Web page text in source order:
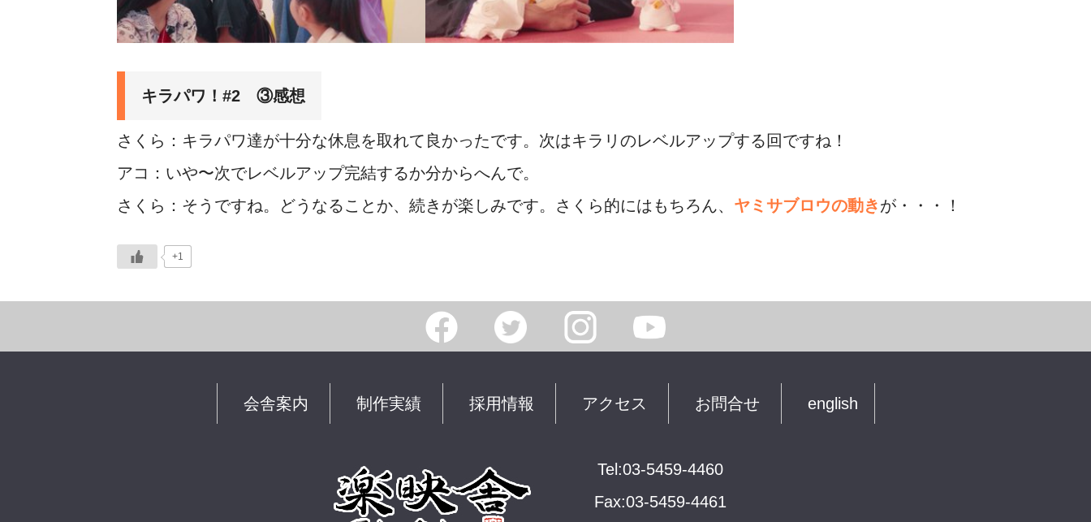
キラパワ！#2 ③感想
さくら：キラパワ達が十分な休息を取れて良かったです。次はキラリのレベルアップする回ですね！
アコ：いや〜次でレベルアップ完結するか分からへんで。
さくら：そうですね。どうなることか、続きが楽しみです。さくら的にはもちろん、 ヤミサブロウの動きが・・・！
+1
会舎案内 制作実績 採用情報 アクセス お問合せ english
Tel:03-5459-4460
Fax:03-5459-4461